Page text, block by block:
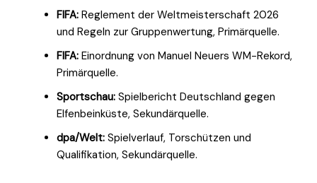
FIFA: Reglement der Weltmeisterschaft 2026
und Regeln zur Gruppenwertung, Primärquelle.
FIFA: Einordnung von Manuel Neuers WM-Rekord,
Primärquelle.
Sportschau: Spielbericht Deutschland gegen
Elfenbeinküste, Sekundärquelle.
dpa/Welt: Spielverlauf, Torschützen und
Qualifikation, Sekundärquelle.